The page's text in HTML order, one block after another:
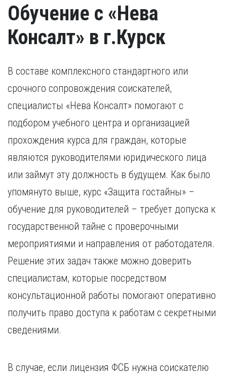
Обучение с «Нева
Консалт» в г.Курск
В составе комплексного стандартного или
срочного сопровождения соискателей,
специалисты «Нева Консалт» помогают с
подбором учебного центра и организацией
прохождения курса для граждан, которые
являются руководителями юридического лица
или займут эту должность в будущем. Как было
упомянуто выше, курс «Защита гостайны» –
обучение для руководителей – требует допуска к
государственной тайне с проверочными
мероприятиями и направления от работодателя.
Решение этих задач также можно доверить
специалистам, которые посредством
консультационной работы помогают оперативно
получить право доступа к работам с секретными
сведениями.
В случае, если лицензия ФСБ нужна соискателю